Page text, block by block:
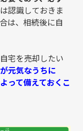
認識しておきま
は、相続後に自
宅を売却したい
元気なうちに
って備えておくこ